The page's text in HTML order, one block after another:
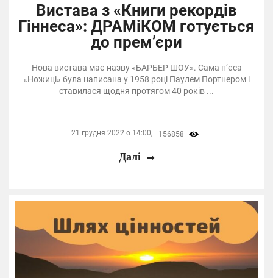
Вистава з «Книги рекордів
Гіннеса»: ДРАМіКОМ готується
до прем’єри
Нова вистава має назву «БАРБЕР ШОУ». Сама п’єса
«Ножиці» була написана у 1958 році Паулем Портнером і
ставилася щодня протягом 40 років ...
21 грудня 2022 о 14:00, 156858
Далі